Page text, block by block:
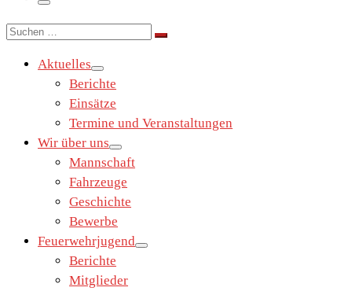
Menü
Suche
Suchen …
Aktuelles
Berichte
Einsätze
Termine und Veranstaltungen
Wir über uns
Mannschaft
Fahrzeuge
Geschichte
Bewerbe
Feuerwehrjugend
Berichte
Mitglieder